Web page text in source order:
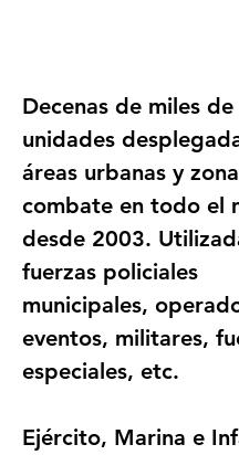
Decenas de miles de
unidades
áreas urbanas y
combate en todo el
desde 2003.
fuerzas policiales
municipales,
eventos, militares,
especiales, etc.
Ejército, Marina e